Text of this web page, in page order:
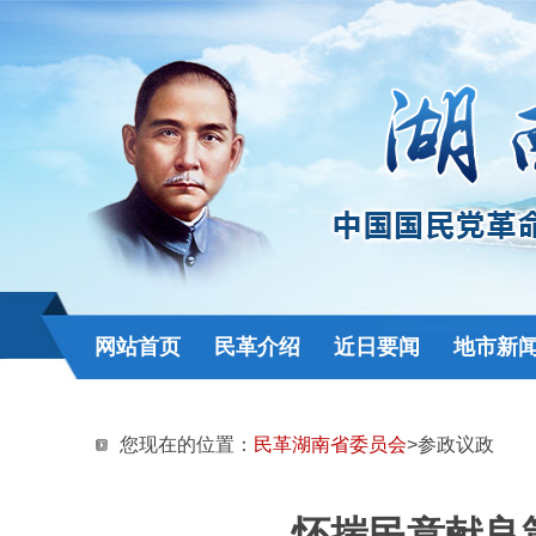
网站首页 民革介绍 近日要闻 地市新
您现在的位置： 民革湖南省委员会>参政议政